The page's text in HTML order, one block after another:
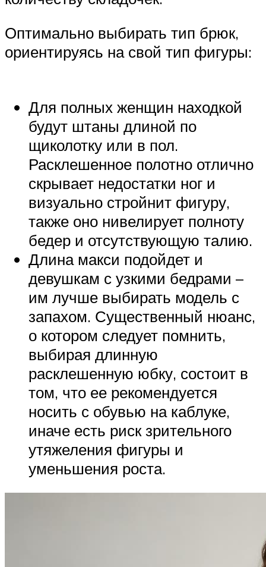
Оптимально выбирать тип брюк,
ориентируясь на свой тип фигуры:
Для полных женщин находкой
будут штаны длиной по
щиколотку или в пол.
Расклешенное полотно отлично
скрывает недостатки ног и
визуально стройнит фигуру,
также оно нивелирует полноту
бедер и отсутствующую талию.
Длина макси подойдет и
девушкам с узкими бедрами –
им лучше выбирать модель с
запахом. Существенный нюанс,
о котором следует помнить,
выбирая длинную
расклешенную юбку, состоит в
том, что ее рекомендуется
носить с обувью на каблуке,
иначе есть риск зрительного
утяжеления фигуры и
уменьшения роста.